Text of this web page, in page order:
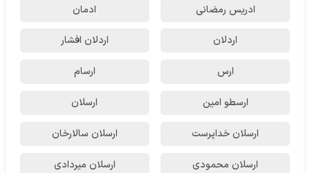
ادریس رمضانی ادمان
اردلان اردلان افشار
ارس ارسام
ارسطو امین ارسلان
ارسلان خداپرست ارسلان سالارخان
ارسلان محمودی ارسلان میردادی